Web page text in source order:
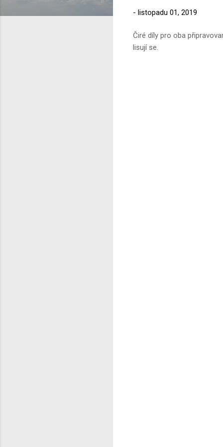
- listopadu 01, 2019
Čiré díly pro oba
lisují se.